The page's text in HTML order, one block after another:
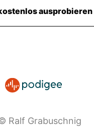
ausprobieren
Ralf Grabuschnig